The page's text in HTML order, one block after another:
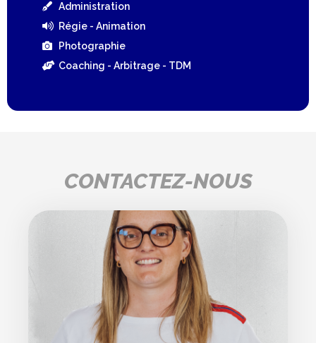
Administration
Régie - Animation
Photographie
Coaching - Arbitrage - TDM
CONTACTEZ-NOUS